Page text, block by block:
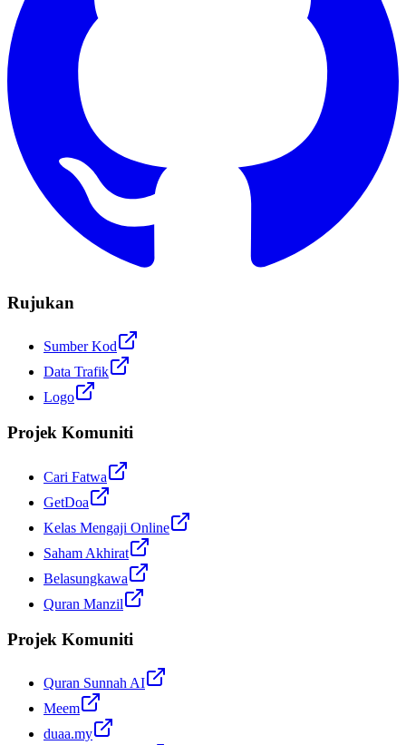
Rujukan
Sumber Kod
Data Trafik
Logo
Projek Komuniti
Cari Fatwa
GetDoa
Kelas Mengaji Online
Saham Akhirat
Belasungkawa
Quran Manzil
Projek Komuniti
Quran Sunnah AI
Meem
duaa.my